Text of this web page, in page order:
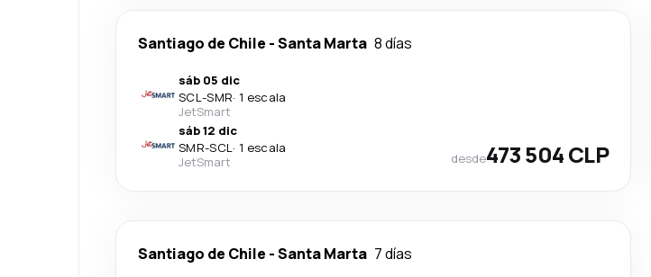
Santiago de Chile -Santa Marta 8 días
sáb 05 dic
SCL-SMR· 1 escala
JetSmart
sáb 12 dic
SMR-SCL· 1 escala
JetSmart
desde473 504 CLP
Santiago de Chile -Santa Marta 7 días